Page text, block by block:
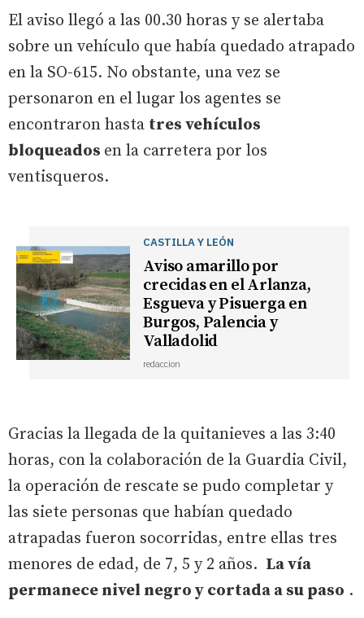
El aviso llegó a las 00.30 horas y se alertaba
sobre un vehículo que había quedado atrapado
en la SO-615. No obstante, una vez se
personaron en el lugar los agentes se
encontraron hasta tres vehículos
bloqueados en la carretera por los
ventisqueros.
CASTILLA Y LEÓN
Aviso amarillo por
crecidas en el Arlanza,
Esgueva y Pisuerga en
Burgos, Palencia y
Valladolid
redaccion
Gracias la llegada de la quitanieves a las 3:40
horas, con la colaboración de la Guardia Civil,
la operación de rescate se pudo completar y
las siete personas que habían quedado
atrapadas fueron socorridas, entre ellas tres
menores de edad, de 7, 5 y 2 años. La vía
permanece nivel negro y cortada a su paso .